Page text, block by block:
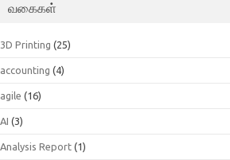
வகைகள்
3D Printing (25)
accounting (4)
agile (16)
AI (3)
Analysis Report (1)